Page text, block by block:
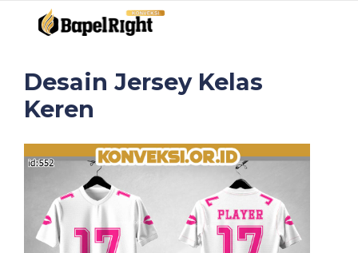
Desain Jersey Kelas
Keren